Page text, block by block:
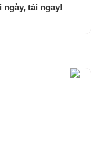
tải ngay!